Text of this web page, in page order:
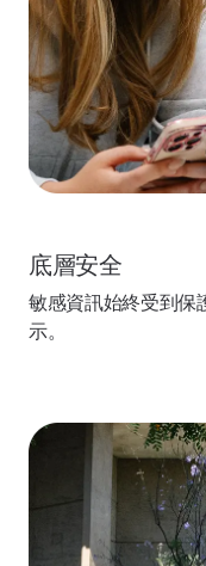
底層安全
敏感資訊始終受到保
示。